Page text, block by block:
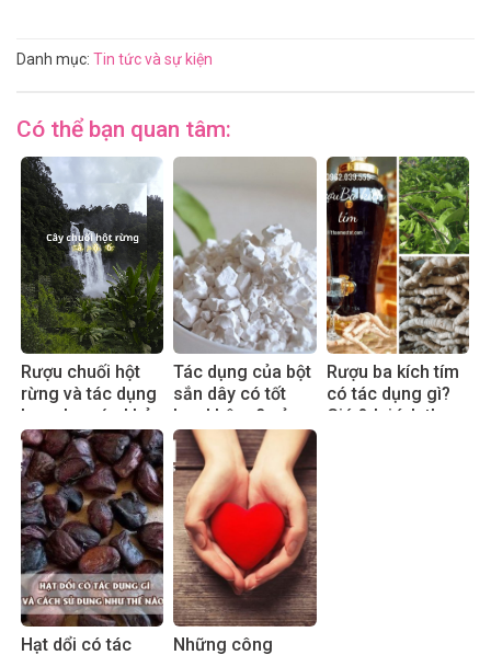
Danh mục: Tin tức và sự kiện
Có thể bạn quan tâm:
Rượu chuối hột
rừng và tác dụng
hay cho sức khỏe
Tác dụng của bột
sắn dây có tốt
hay không? sử
dụng đúng cách
hiệu quả
Rượu ba kích tím
có tác dụng gì?
Giá & lợi ích thực
Hạt dổi có tác Những công